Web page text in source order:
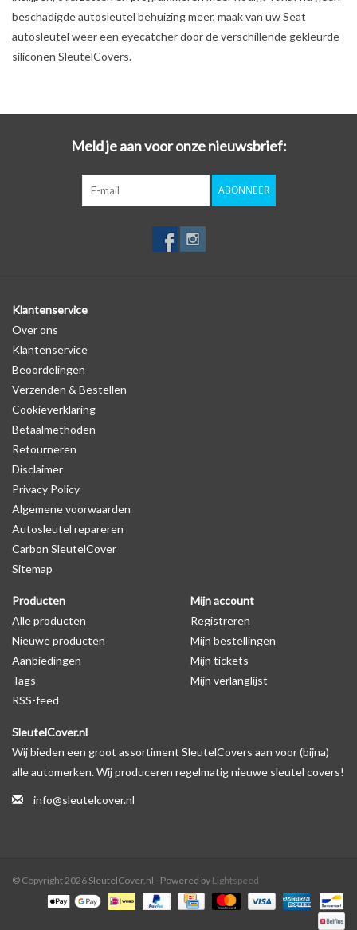
beschadigde autosleutel behuizing meer, maak van uw Seat
autosleutel weer een eyecatcher door de verschillende gekleurde
siliconen SleutelCovers.
Meld je aan voor onze nieuwsbrief:
ABONNEER
Klantenservice
Over ons
Klantenservice
Beoordelingen
Verzenden & Bestellen
Cookieverklaring
Betaalmethoden
Retourneren
Disclaimer
Privacy Policy
Algemene voorwaarden
Autosleutel repareren
Carbon SleutelCover
Sitemap
Producten
Alle producten
Nieuwe producten
Aanbiedingen
Tags
RSS-feed
Mijn account
Registreren
Mijn bestellingen
Mijn tickets
Mijn verlanglijst
SleutelCover.nl
Wij bieden een groot assortiment SleutelCovers aan voor (bijna)
alle automerken. Wij produceren regelmatig nieuwe sleutel covers!
info@sleutelcover.nl
© Copyright 2026 SleutelCover.nl - Powered by Lightspeed